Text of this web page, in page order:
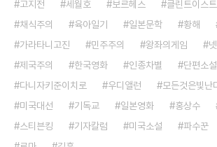
고지전
세월호 보르헤스 클린트이스
채식주의
육아일기 일본문학 황해
가라타니고진
민주주의 왕좌의게임
제국주의
한국영화 인종차별
단편소설
다니자키준이치로
우디앨런 모든것은빛난
미국대선
기독교 일본영화 홍상수
스티븐킹
기자칼럼 미국소설 파수꾼